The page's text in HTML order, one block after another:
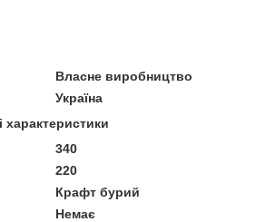
Власне виробництво
Україна
характеристики
340
220
Крафт бурий
Немає